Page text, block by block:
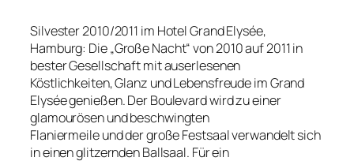
Silvester 2010/2011 im Hotel Grand Elysée,
Hamburg: Die „Große Nacht“ von 2010 auf 2011 in
bester Gesellschaft mit auserlesenen
Köstlichkeiten, Glanz und Lebensfreude im Grand
Elysée genießen. Der Boulevard wird zu einer
glamourösen und beschwingten
Flaniermeile und der große Festsaal verwandelt sich
in einen glitzernden Ballsaal. Für ein